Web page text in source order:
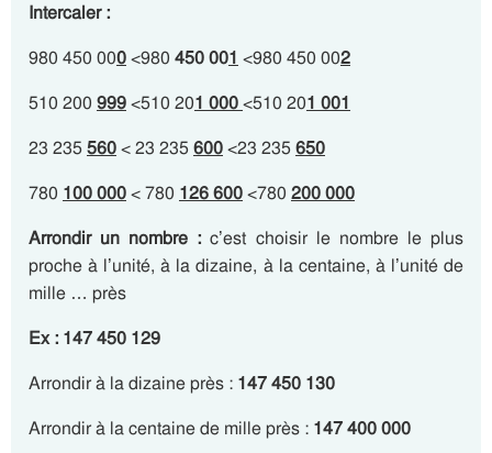
Intercaler :
980 450 000<980 450 001 <980 450 002
510 200 999<510 201 000<510 201 001
23 235560< 23 235600<23 235650
780 100 000< 780 126 600<780 200 000
Arrondir un nombre :c’est choisir le nombre le plus
proche à l’unité, à la dizaine, à la centaine, à l’unité de
mille … près
Ex : 147 450 129
Arrondir à la dizaine près : 147 450 130
Arrondir à la centaine de mille près : 147 400 000